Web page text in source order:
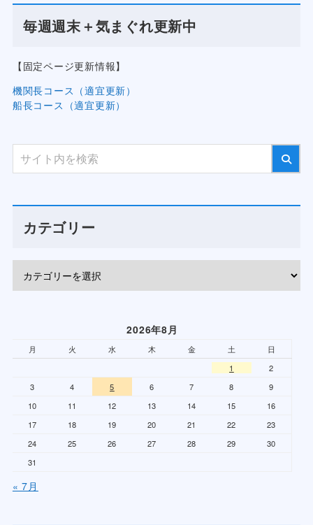
毎週週末＋気まぐれ更新中
【固定ページ更新情報】
機関長コース（適宜更新）
船長コース（適宜更新）
カテゴリー
2026年8月
月 火 水 木 金 土
日
1
2
3
4 5 6 7 8
9
10
11 12 13 14 15
16
17
18 19 20 21 22
23
24
25 26 27 28 29
30
31
« 7月